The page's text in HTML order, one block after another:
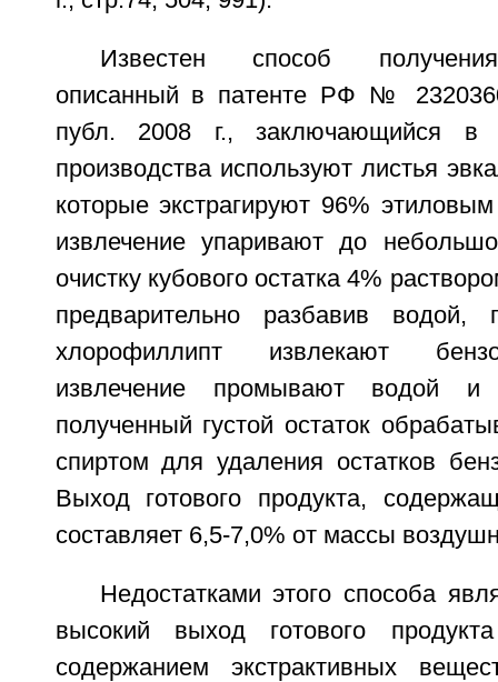
Известен способ
описанный в патенте РФ №
публ. 2008 г., заключающийся
производства используют листья
которые экстрагируют 96%
извлечение упаривают до
очистку кубового остатка 4%
предварительно разбавив водой,
хлорофиллипт извлекают
извлечение промывают водой и
полученный густой остаток
спиртом для удаления остатков
Выход готового продукта,
составляет 6,5-7,0% от массы
Недостатками этого способа
высокий выход готового
содержанием экстрактивных